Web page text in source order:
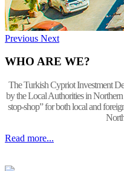
Previous Next
WHO ARE WE?
The Turkish Cypriot Investment
by the Local Authorities in
stop-shop” for both local and
Read more...